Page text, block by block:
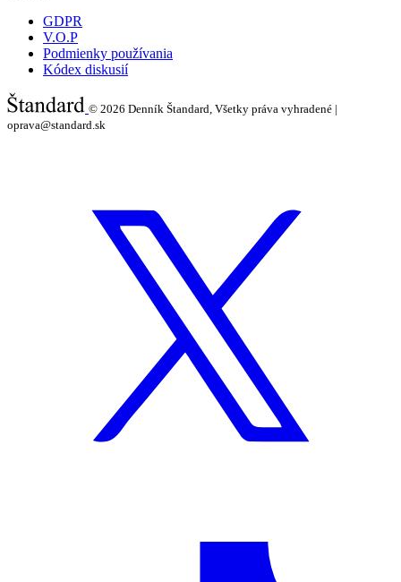
GDPR
V.O.P
Podmienky používania
Kódex diskusií
© 2026 Denník Štandard, Všetky práva vyhradené |
oprava@standard.sk